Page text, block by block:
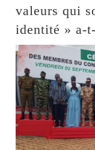
valeurs qui
identité » a-